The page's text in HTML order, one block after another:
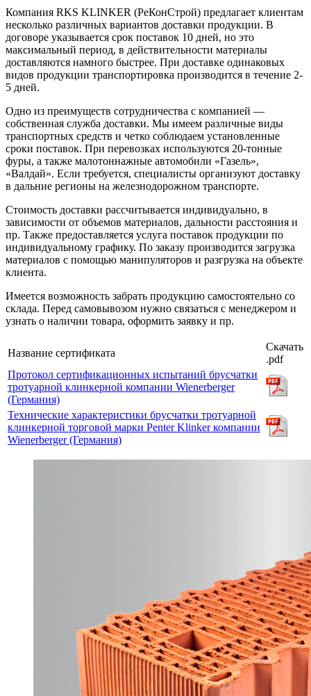
Компания RKS KLINKER (РеКонСтрой) предлагает клиентам
несколько различных вариантов доставки продукции. В
договоре указывается срок поставок 10 дней, но это
максимальный период, в действительности материалы
доставляются намного быстрее. При доставке одинаковых
видов продукции транспортировка производится в течение 2-
5 дней.
Одно из преимуществ сотрудничества с компанией —
собственная служба доставки. Мы имеем различные виды
транспортных средств и четко соблюдаем установленные
сроки поставок. При перевозках используются 20-тонные
фуры, а также малотоннажные автомобили «Газель»,
«Валдай». Если требуется, специалисты организуют доставку
в дальние регионы на железнодорожном транспорте.
Стоимость доставки рассчитывается индивидуально, в
зависимости от объемов материалов, дальности расстояния и
пр. Также предоставляется услуга поставок продукции по
индивидуальному графику. По заказу производится загрузка
материалов с помощью манипуляторов и разгрузка на объекте
клиента.
Имеется возможность забрать продукцию самостоятельно со
склада. Перед самовывозом нужно связаться с менеджером и
узнать о наличии товара, оформить заявку и пр.
Название сертификата
Скачать
.pdf
Протокол сертификационных испытаний брусчатки
тротуарной клинкерной компании Wienerberger
(Германия)
Технические характеристики брусчатки тротуарной
клинкерной торговой марки Penter Klinker компании
Wienerberger (Германия)